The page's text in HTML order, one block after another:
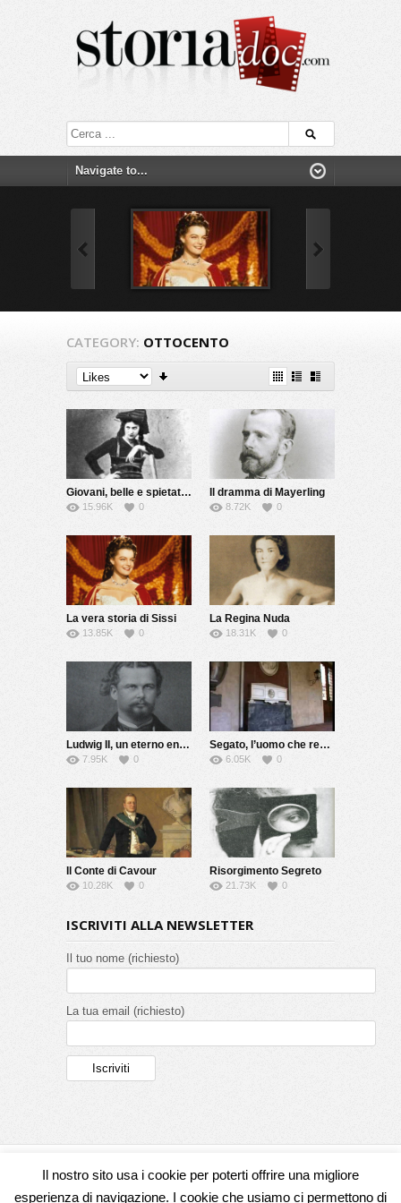
CATEGORY: OTTOCENTO
Giovani, belle e spietate: le Brigantesse
15.96K 0
Il dramma di Mayerling
8.72K 0
La vera storia di Sissi
13.85K 0
La Regina Nuda
18.31K 0
Ludwig II, un eterno enigma
7.95K 0
Segato, l’uomo che rese immortale la morte
6.05K 0
Il Conte di Cavour
10.28K 0
Risorgimento Segreto
21.73K 0
ISCRIVITI ALLA NEWSLETTER
Il tuo nome (richiesto)
La tua email (richiesto)
Seguici su
Il nostro sito usa i cookie per poterti offrire una migliore
esperienza di navigazione. I cookie che usiamo ci permettono di